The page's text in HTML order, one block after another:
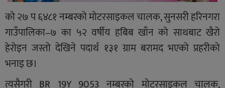
को २७ प ६४८१ नम्बरको मोटरसाइकल चालक, सुनसरी हरिनगरा
गाउँपालिका–७ का ५२ वर्षीय हबिब खाँन को साथबाट खैरो
हेरोइन जस्तो देखिने पदार्थ १३१ ग्राम बरामद भएको प्रहरीको
भनाइ छ।